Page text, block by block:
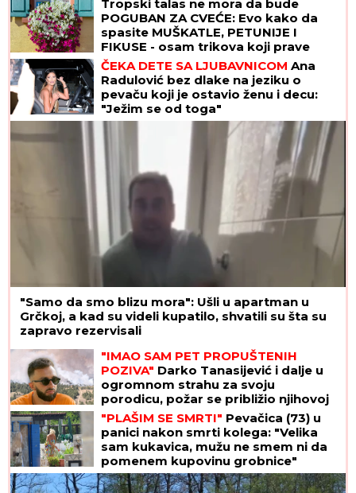
Tropski talas ne mora da bude
POGUBAN ZA CVEĆE: Evo kako da
spasite MUŠKATLE, PETUNIJE I
FIKUSE - osam trikova koji prave
čudo
ČEKA DETE SA LJUBAVNICOM Ana
Radulović bez dlake na jeziku o
pevaču koji je ostavio ženu i decu:
"Ježim se od toga"
"Samo da smo blizu mora": Ušli u apartman u
Grčkoj, a kad su videli kupatilo, shvatili su šta su
zapravo rezervisali
"IMAO SAM PET PROPUŠTENIH
POZIVA" Darko Tanasijević i dalje u
ogromnom strahu za svoju
porodicu, požar se približio njihovoj
kući: "Prva reč koju sam čuo -
IZGOREĆEMO"
"PLAŠIM SE SMRTI" Pevačica (73) u
panici nakon smrti kolega: "Velika
sam kukavica, mužu ne smem ni da
pomenem kupovinu grobnice"